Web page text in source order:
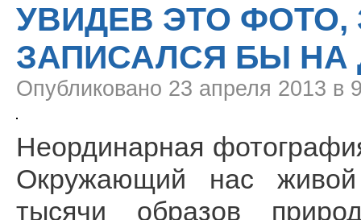
УВИДЕВ ЭТО ФОТО,
ЗАПИСАЛСЯ БЫ НА
Опубликовано 23 апреля 2013 в
Неординарная
Окружающий нас
тысячи образов